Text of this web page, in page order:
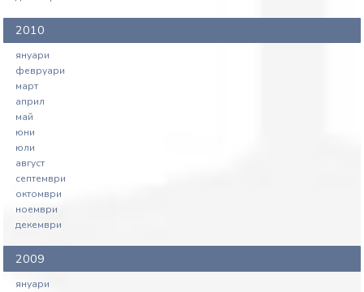
2010
януари
февруари
март
април
май
юни
юли
август
септември
октомври
ноември
декември
2009
януари